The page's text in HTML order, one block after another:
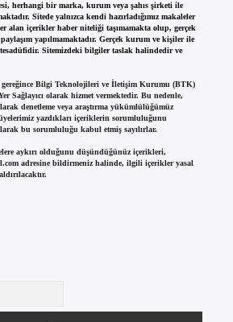
herhangi bir marka, kurum veya şahıs şirketi ile
Sitede yalnızca kendi hazırladığımız makaleler
alan içerikler haber niteliği taşımamakta olup, gerçek
yapılmamaktadır. Gerçek kurum ve kişiler ile
Sitemizdeki bilgiler taslak halindedir ve
gereğince Bilgi Teknolojileri ve İletişim Kurumu (BTK)
Sağlayıcı olarak hizmet vermektedir. Bu nedenle,
denetleme veya araştırma yükümlülüğümüz
yazdıkları içeriklerin sorumluluğunu
bu sorumluluğu kabul etmiş sayılırlar.
aykırı olduğunu düşündüğünüz içerikleri,
adresine bildirmeniz halinde, ilgili içerikler yasal